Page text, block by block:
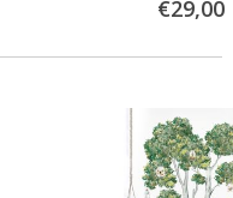
Price
€29,00